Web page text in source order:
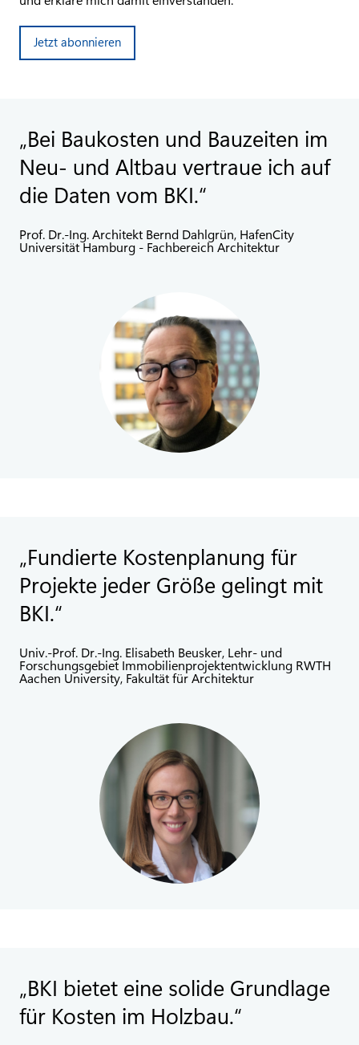
Jetzt abonnieren
Bei Baukosten und Bauzeiten im
Neu- und Altbau vertraue ich auf
die Daten vom BKI.
Prof. Dr.-Ing. Architekt Bernd Dahlgrün, HafenCity
Universität Hamburg - Fachbereich Architektur
Fundierte Kostenplanung für
Projekte jeder Größe gelingt mit
BKI.
Univ.-Prof. Dr.-Ing. Elisabeth Beusker, Lehr- und
Forschungsgebiet Immobilienprojektentwicklung RWTH
Aachen University, Fakultät für Architektur
BKI bietet eine solide Grundlage
für Kosten im Holzbau.